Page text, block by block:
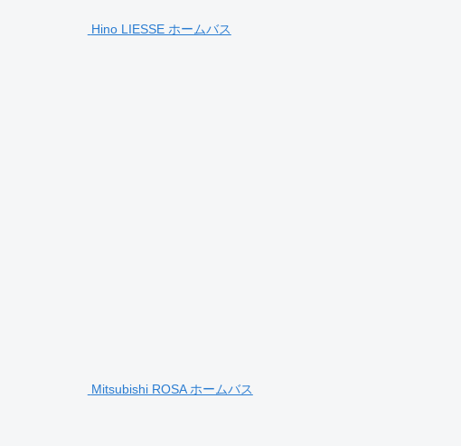
Hino LIESSE ホームバス
Mitsubishi ROSA ホームバス